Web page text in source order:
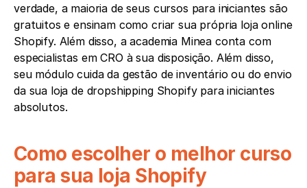
verdade, a maioria de seus cursos para iniciantes são
gratuitos e ensinam como criar sua própria loja online
Shopify. Além disso, a academia Minea conta com
especialistas em CRO à sua disposição. Além disso,
seu módulo cuida da gestão de inventário ou do envio
da sua loja de dropshipping Shopify para iniciantes
absolutos.
Como escolher o melhor curso
para sua loja Shopify